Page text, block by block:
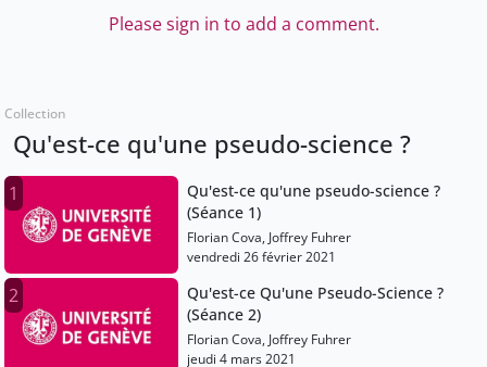
Please sign in to add a comment.
Collection
Qu'est-ce qu'une pseudo-science ?
1
Qu'est-ce qu'une pseudo-science ?
(Séance 1)
Florian Cova, Joffrey Fuhrer
vendredi 26 février 2021
2
Qu'est-ce Qu'une Pseudo-Science ?
(Séance 2)
Florian Cova, Joffrey Fuhrer
jeudi 4 mars 2021